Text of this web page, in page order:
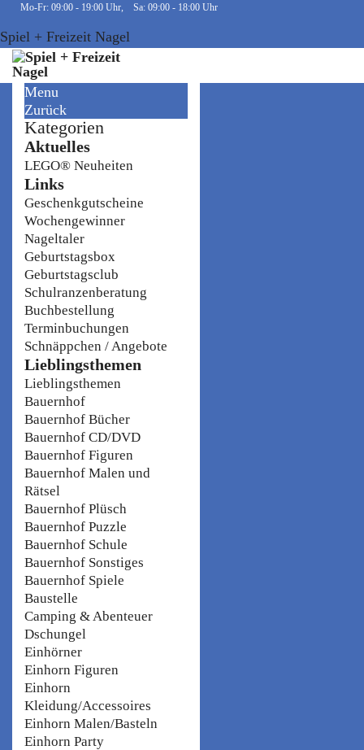
Spiel + Freizeit Nagel
Mo-Fr: 09:00 - 19:00 Uhr, Sa: 09:00 - 18:00 Uhr
Menu
Zurück
Kategorien
Aktuelles
LEGO® Neuheiten
Links
Geschenkgutscheine
Wochengewinner
Nageltaler
Geburtstagsbox
Geburtstagsclub
Schulranzenberatung
Buchbestellung
Terminbuchungen
Schnäppchen / Angebote
Lieblingsthemen
Lieblingsthemen
Bauernhof
Bauernhof Bücher
Bauernhof CD/DVD
Bauernhof Figuren
Bauernhof Malen und
Rätsel
Bauernhof Plüsch
Bauernhof Puzzle
Bauernhof Schule
Bauernhof Sonstiges
Bauernhof Spiele
Baustelle
Camping & Abenteuer
Dschungel
Einhörner
Einhorn Figuren
Einhorn
Kleidung/Accessoires
Einhorn Malen/Basteln
Einhorn Party